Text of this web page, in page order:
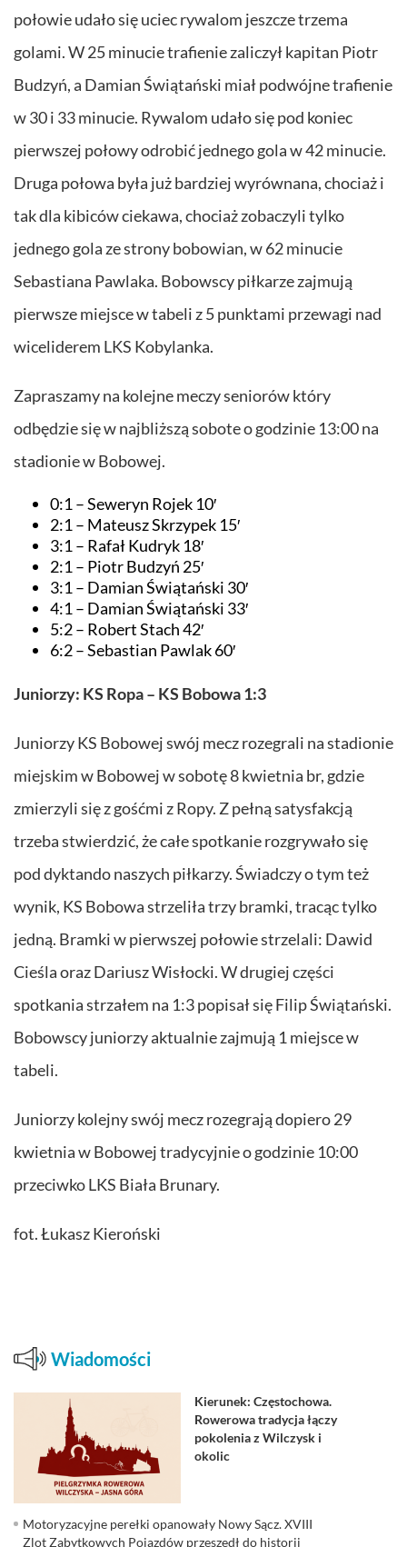
połowie udało się uciec rywalom jeszcze trzema
golami. W 25 minucie trafienie zaliczył kapitan Piotr
Budzyń, a Damian Świątański miał podwójne trafienie
w 30 i 33 minucie. Rywalom udało się pod koniec
pierwszej połowy odrobić jednego gola w 42 minucie.
Druga połowa była już bardziej wyrównana, chociaż i
tak dla kibiców ciekawa, chociaż zobaczyli tylko
jednego gola ze strony bobowian, w 62 minucie
Sebastiana Pawlaka. Bobowscy piłkarze zajmują
pierwsze miejsce w tabeli z 5 punktami przewagi nad
wiceliderem LKS Kobylanka.
Zapraszamy na kolejne meczy seniorów który
odbędzie się w najbliższą sobote o godzinie 13:00 na
stadionie w Bobowej.
0:1 – Seweryn Rojek 10′
2:1 – Mateusz Skrzypek 15′
3:1 – Rafał Kudryk 18′
2:1 – Piotr Budzyń 25′
3:1 – Damian Świątański 30′
4:1 – Damian Świątański 33′
5:2 – Robert Stach 42′
6:2 – Sebastian Pawlak 60′
Juniorzy: KS Ropa – KS Bobowa 1:3
Juniorzy KS Bobowej swój mecz rozegrali na stadionie
miejskim w Bobowej w sobotę 8 kwietnia br, gdzie
zmierzyli się z gośćmi z Ropy. Z pełną satysfakcją
trzeba stwierdzić, że całe spotkanie rozgrywało się
pod dyktando naszych piłkarzy. Świadczy o tym też
wynik, KS Bobowa strzeliła trzy bramki, tracąc tylko
jedną. Bramki w pierwszej połowie strzelali: Dawid
Cieśla oraz Dariusz Wisłocki. W drugiej części
spotkania strzałem na 1:3 popisał się Filip Świątański.
Bobowscy juniorzy aktualnie zajmują 1 miejsce w
tabeli.
Juniorzy kolejny swój mecz rozegrają dopiero 29
kwietnia w Bobowej tradycyjnie o godzinie 10:00
przeciwko LKS Biała Brunary.
fot. Łukasz Kieroński
Wiadomości
Kierunek: Częstochowa.
Rowerowa tradycja łączy
pokolenia z Wilczysk i
okolic
Motoryzacyjne perełki opanowały Nowy Sącz. XVIII
Zlot Zabytkowych Pojazdów przeszedł do historii